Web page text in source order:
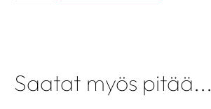
Saatat myös pitää...